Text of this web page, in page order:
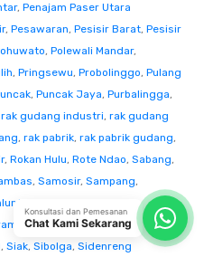
, Penajam Paser Utara
, Pesawaran, Pesisir Barat, Pesisir
, Polewali Mandar,
, Pringsewu, Probolinggo, Pulang
, Puncak Jaya, Purbalingga,
rak gudang industri, rak gudang
, rak pabrik, rak pabrik gudang,
, Rokan Hulu, Rote Ndao, Sabang,
, Samosir, Sampang,
Bagian Timur,Serang Serdang
, Siak, Sibolga, Sidenreng
Konsultasi dan Pemesanan
Chat Kami Sekarang